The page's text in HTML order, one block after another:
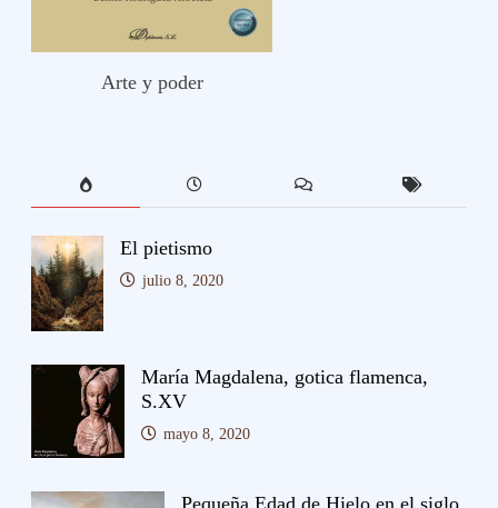
Arte y poder
El pietismo
julio 8, 2020
María Magdalena, gotica flamenca,
S.XV
mayo 8, 2020
Pequeña Edad de Hielo en el siglo